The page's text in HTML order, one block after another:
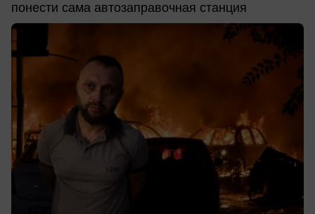
понести сама автозаправочная станция